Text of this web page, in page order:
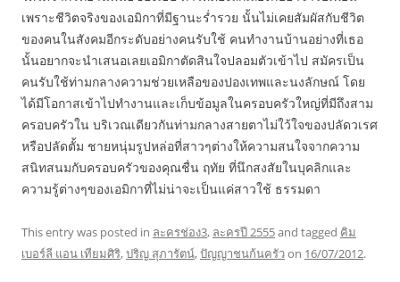
เพราะชีวิตจริงของเอมิกาที่มีฐานะร่ำรวย นั้นไม่เคยสัมผัสกับชีวิต
ของคนในสังคมอีกระดับอย่างคนรับใช้ คนทำงานบ้านอย่างที่เธอ
นั้นอยากจะนำเสนอเลยเอมิกาตัดสินใจปลอมตัวเข้าไป สมัครเป็น
คนรับใช้ท่ามกลางความช่วยเหลือของปองเทพและนงลักษณ์ โดย
ได้มีโอกาสเข้าไปทำงานและเก็บข้อมูลในครอบครัวใหญ่ที่มีถึงสาม
ครอบครัวใน บริเวณเดียวกันท่ามกลางสายตาไม่ใว้ใจของปลัดวเรศ
หรือปลัดตั้ม ชายหนุ่มรูปหล่อที่สาวๆต่างให้ความสนใจจากความ
สนิทสนมกับครอบครัวของคุณชื่น ฤทัย ที่นึกสงสัยในบุคลิกและ
ความรู้ต่างๆของเอมิกาที่ไม่น่าจะเป็นแค่สาวใช้ ธรรมดา
This entry was posted in ละครช่อง3, ละครปี 2555and tagged คิม
เบอร์ลี แอน เทียมศิริ,ปริญ สุภารัตน์,ปัญญาชนก้นครัวon 16/07/2012.